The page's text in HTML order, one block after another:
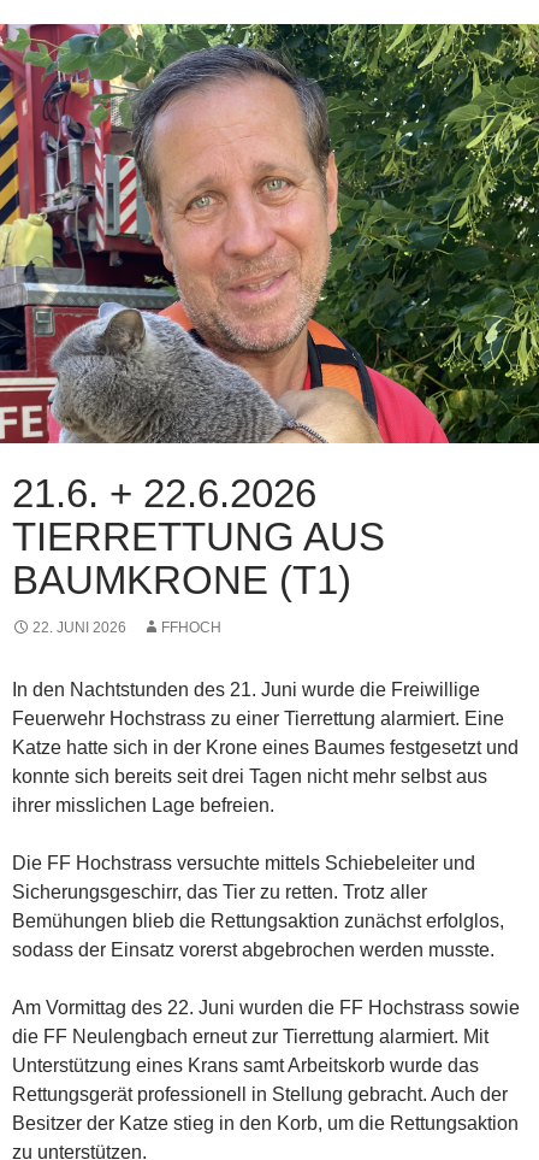
21.6. + 22.6.2026
TIERRETTUNG AUS
BAUMKRONE (T1)
22. JUNI 2026 FFHOCH
In den Nachtstunden des 21. Juni wurde die Freiwillige
Feuerwehr Hochstrass zu einer Tierrettung alarmiert. Eine
Katze hatte sich in der Krone eines Baumes festgesetzt und
konnte sich bereits seit drei Tagen nicht mehr selbst aus
ihrer misslichen Lage befreien.
Die FF Hochstrass versuchte mittels Schiebeleiter und
Sicherungsgeschirr, das Tier zu retten. Trotz aller
Bemühungen blieb die Rettungsaktion zunächst erfolglos,
sodass der Einsatz vorerst abgebrochen werden musste.
Am Vormittag des 22. Juni wurden die FF Hochstrass sowie
die FF Neulengbach erneut zur Tierrettung alarmiert. Mit
Unterstützung eines Krans samt Arbeitskorb wurde das
Rettungsgerät professionell in Stellung gebracht. Auch der
Besitzer der Katze stieg in den Korb, um die Rettungsaktion
zu unterstützen.